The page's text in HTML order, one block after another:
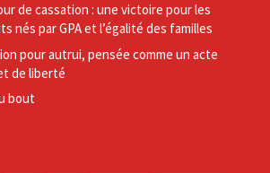
de cassation : une victoire pour les
nés par GPA et l’égalité des familles
pour autrui, pensée comme un acte
de liberté
bout